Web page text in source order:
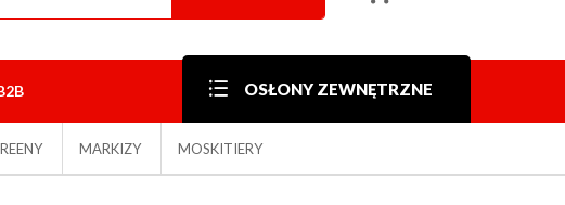
OSŁONY ZEWNĘTRZNE
MARKIZY MOSKITIERY